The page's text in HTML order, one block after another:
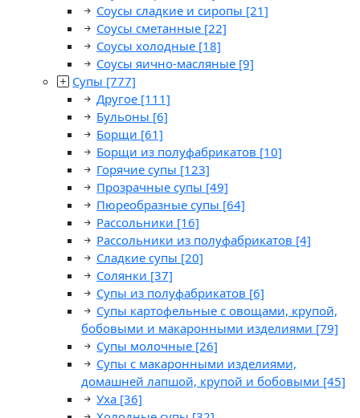
Соусы сладкие и сиропы [21]
Соусы сметанные [22]
Соусы холодные [18]
Соусы яично-масляные [9]
Супы [777]
Другое [111]
Бульоны [6]
Борщи [61]
Борщи из полуфабрикатов [10]
Горячие супы [123]
Прозрачные супы [49]
Пюреобразные супы [64]
Рассольники [16]
Рассольники из полуфабрикатов [4]
Сладкие супы [20]
Солянки [37]
Супы из полуфабрикатов [6]
Супы картофельные с овощами, крупой,
бобовыми и макаронными изделиями [79]
Супы молочные [26]
Супы с макаронными изделиями,
домашней лапшой, крупой и бобовыми [45]
Уха [36]